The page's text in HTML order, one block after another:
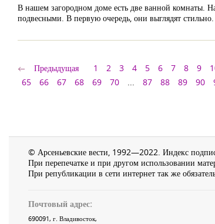
В нашем загородном доме есть две ванной комнаты.
подвесными. В первую очередь, они выглядят стильно.
Предыдущая 1 2 3 4 5 6 7 8 9
65
66 67 68 69 70 ... 87 88 89 90
© Арсеньевские вести, 1992—2022. Индекс
При перепечатке и при другом использовании
При републикации в сети интернет так же
Почтовый адрес:
690091, г. Владивосток,